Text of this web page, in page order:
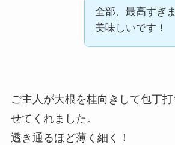
全部、最高すぎ
美味しいです！
ご主人が大根を桂向きして包丁
せてくれました。
透き通るほど薄く細く！